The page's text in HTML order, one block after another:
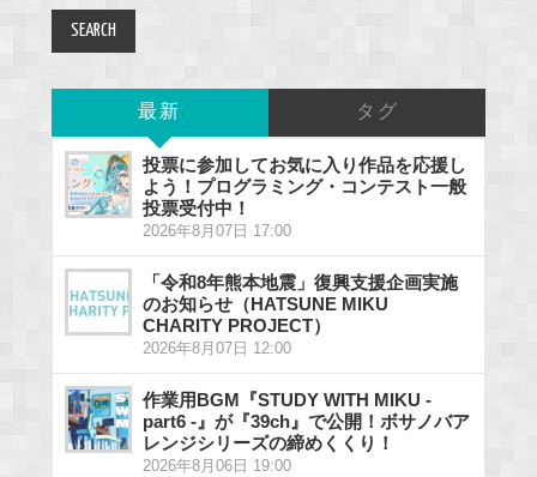
最新 タグ
投票に参加してお気に入り作品を応援し
よう！プログラミング・コンテスト一般
投票受付中！
2026年8月07日 17:00
「令和8年熊本地震」復興支援企画実施
のお知らせ（HATSUNE MIKU
CHARITY PROJECT）
2026年8月07日 12:00
作業用BGM『STUDY WITH MIKU -
part6 -』が『39ch』で公開！ボサノバア
レンジシリーズの締めくくり！
2026年8月06日 19:00